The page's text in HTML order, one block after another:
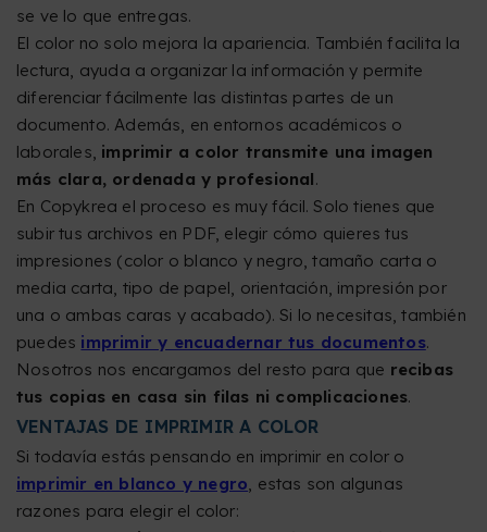
se ve lo que entregas.
El color no solo mejora la apariencia. También facilita la
lectura, ayuda a organizar la información y permite
diferenciar fácilmente las distintas partes de un
documento. Además, en entornos académicos o
laborales, imprimir a color transmite una imagen
más clara, ordenada y profesional.
En Copykrea el proceso es muy fácil. Solo tienes que
subir tus archivos en PDF, elegir cómo quieres tus
impresiones (color o blanco y negro, tamaño carta o
media carta, tipo de papel, orientación, impresión por
una o ambas caras y acabado). Si lo necesitas, también
puedes imprimir y encuadernar tus documentos.
Nosotros nos encargamos del resto para que recibas
tus copias en casa sin filas ni complicaciones.
VENTAJAS DE IMPRIMIR A COLOR
Si todavía estás pensando en imprimir en color o
imprimir en blanco y negro, estas son algunas
razones para elegir el color: